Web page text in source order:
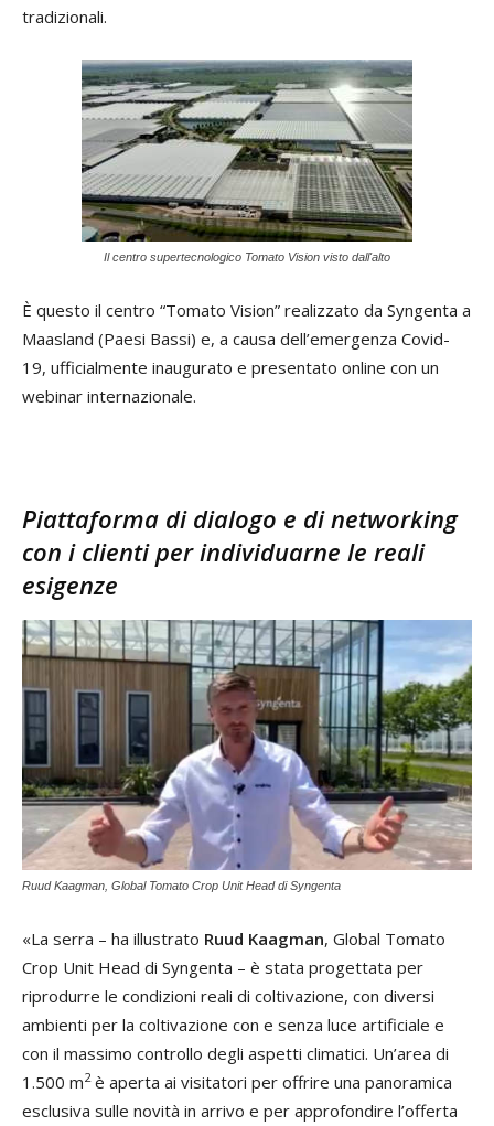
tradizionali.
Il centro supertecnologico Tomato Vision visto dall'alto
È questo il centro “Tomato Vision” realizzato da Syngenta a
Maasland (Paesi Bassi) e, a causa dell’emergenza Covid-
19, ufficialmente inaugurato e presentato online con un
webinar internazionale.
Piattaforma di dialogo e di networking
con i clienti per individuarne le reali
esigenze
Ruud Kaagman, Global Tomato Crop Unit Head di Syngenta
«La serra – ha illustrato Ruud Kaagman, Global Tomato
Crop Unit Head di Syngenta – è stata progettata per
riprodurre le condizioni reali di coltivazione, con diversi
ambienti per la coltivazione con e senza luce artificiale e
con il massimo controllo degli aspetti climatici. Un’area di
1.500 m2è aperta ai visitatori per offrire una panoramica
esclusiva sulle novità in arrivo e per approfondire l’offerta